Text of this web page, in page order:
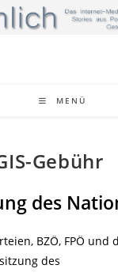
MENÜ
Gebühr
des
BZÖ, FPÖ und
des